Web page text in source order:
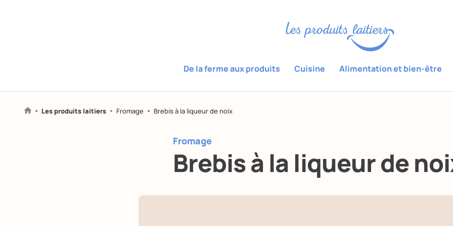
De la ferme aux produits Cuisine Alimentation et bien-être
Les produits laitiers Fromage Brebis à la liqueur de noix
Fromage
Brebis à la liqueur de